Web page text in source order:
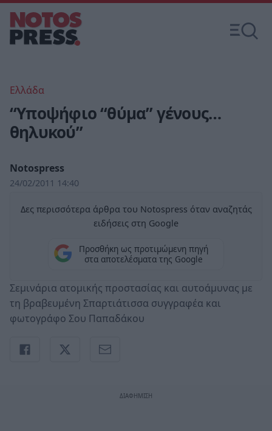
Ελλάδα
“Υποψήφιο “θύμα” γένους…
θηλυκού”
Notospress
24/02/2011 14:40
Δες περισσότερα άρθρα του Notospress όταν αναζητάς
ειδήσεις στη Google
Προσθήκη ως προτιμώμενη πηγή
στα αποτελέσματα της Google
Σεμινάρια ατομικής προστασίας και αυτοάμυνας με
τη βραβευμένη Σπαρτιάτισσα συγγραφέα και
φωτογράφο Σου Παπαδάκου